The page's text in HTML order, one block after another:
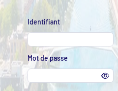
Identifiant
Mot de passe